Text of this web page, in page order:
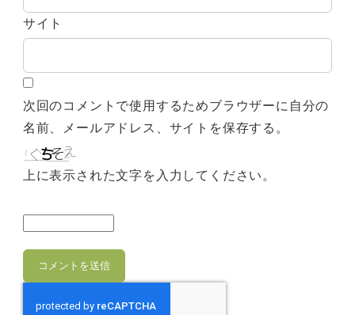
サイト
次回のコメントで使用するためブラウザーに自分の
名前、メールアドレス、サイトを保存する。
上に表示された文字を入力してください。